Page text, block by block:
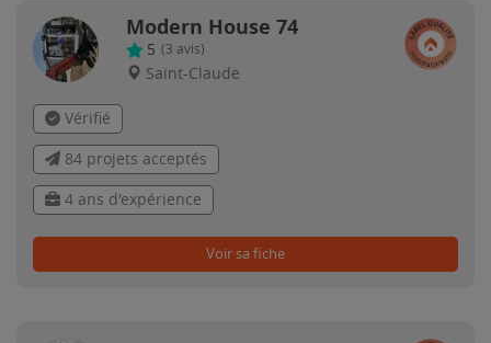
Modern House 74
5 (3 avis)
Saint-Claude
Vérifié
84 projets acceptés
4 ans d'expérience
Voir sa fiche